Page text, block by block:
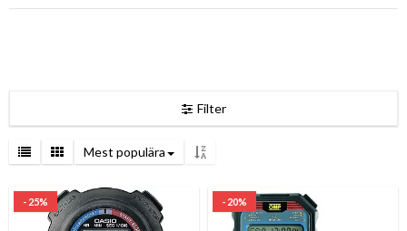
Filter
Mest populära
- 25% - 20%